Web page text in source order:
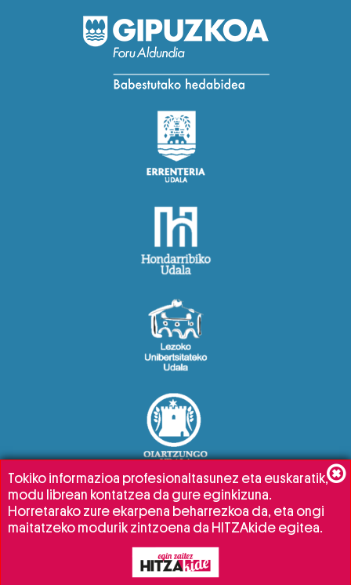
Tokiko informazioa profesionaltasunez eta euskaratik,
modu librean kontatzea da gure eginkizuna.
Horretarako zure ekarpena beharrezkoa da, eta ongi
maitatzeko modurik zintzoena da HITZAkide egitea.